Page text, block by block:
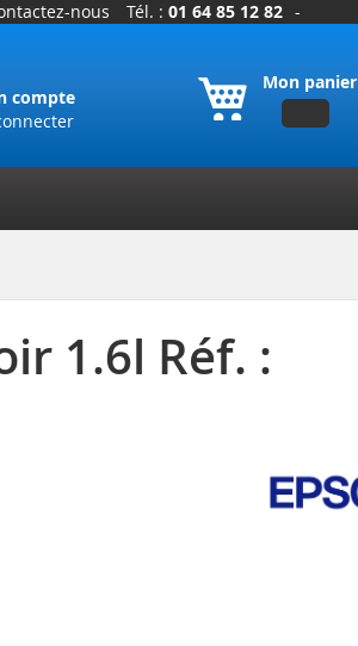
nous Tél. : 01 64 85 12 82 -
Mon panier
compte
1.6l Réf. :